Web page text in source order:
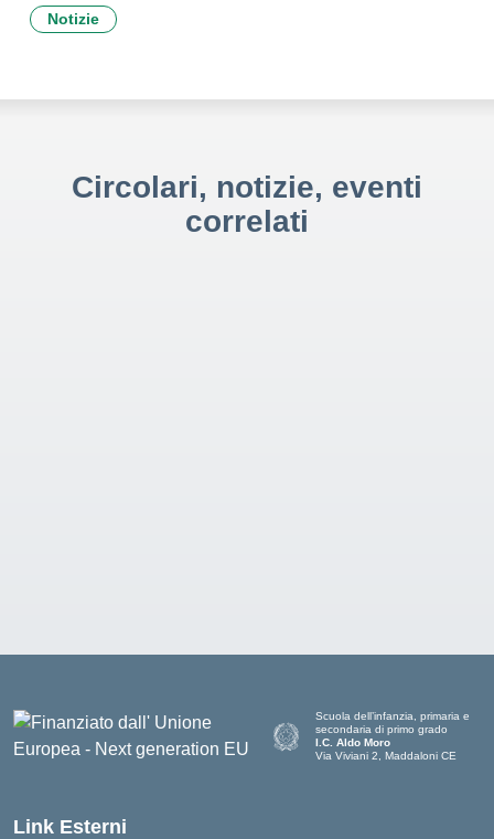
Notizie
Circolari, notizie, eventi
correlati
Scuola dell’infanzia, primaria e
secondaria di primo grado
I.C. Aldo Moro
Via Viviani 2, Maddaloni CE
Link Esterni